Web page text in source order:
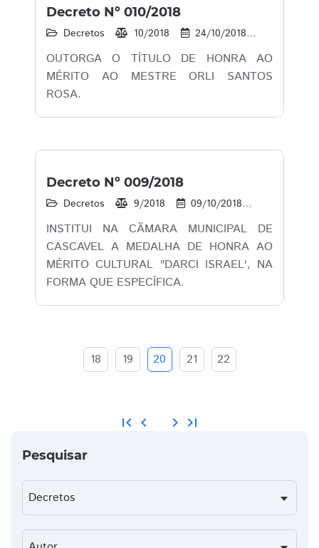
Decreto Nº 010/2018
Decretos 10/2018 24/10/2018
OUTORGA O TÍTULO DE HONRA AO
MÉRITO AO MESTRE ORLI SANTOS
ROSA.
Decreto Nº 009/2018
Decretos 9/2018 09/10/2018
INSTITUI NA CÂMARA MUNICIPAL DE
CASCAVEL A MEDALHA DE HONRA AO
MÉRITO CULTURAL "DARCI ISRAEL', NA
FORMA QUE ESPECÍFICA.
first_page chevron_left
18 19 20 21 22
chevron_right last_page
Pesquisar